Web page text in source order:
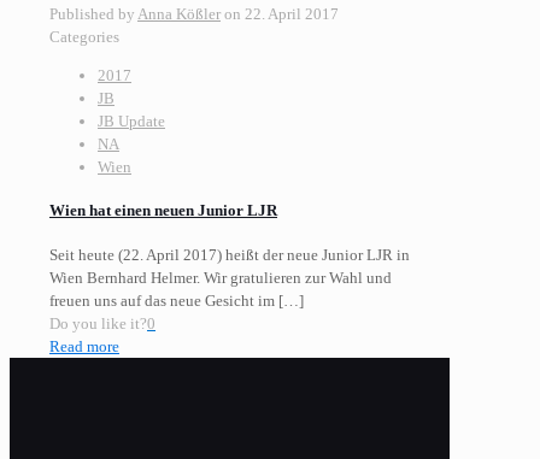
Published by Anna Kößler on 22. April 2017
Categories
2017
JB
JB Update
NA
Wien
Wien hat einen neuen Junior LJR
Seit heute (22. April 2017) heißt der neue Junior LJR in
Wien Bernhard Helmer. Wir gratulieren zur Wahl und
freuen uns auf das neue Gesicht im […]
Do you like it?0
Read more